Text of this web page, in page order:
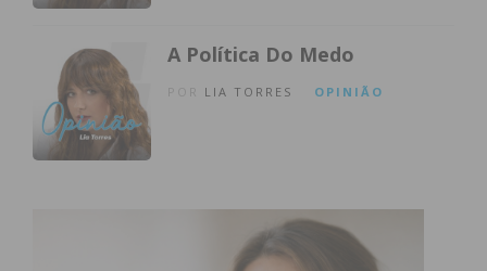
A Política Do Medo
LIA TORRES OPINIÃO